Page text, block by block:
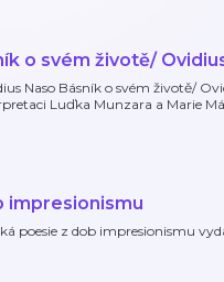
o svém životě/
Naso Básník o svém životě/
Luďka Munzara a Marie
impresionismu
poesie z dob impresionismu